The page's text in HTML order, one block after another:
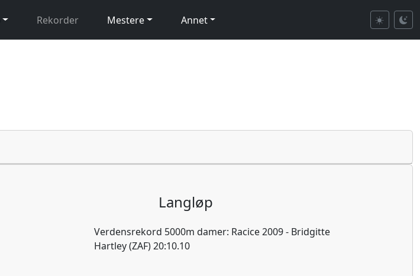
Rekorder Mestere Annet
Langløp
Verdensrekord 5000m damer: Racice 2009 - Bridgitte
Hartley (ZAF) 20:10.10